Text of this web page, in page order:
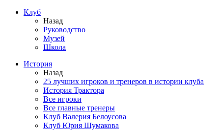
Клуб
Назад
Руководство
Музей
Школа
История
Назад
25 лучших игроков и тренеров в истории клуба
История Трактора
Все игроки
Все главные тренеры
Клуб Валерия Белоусова
Клуб Юрия Шумакова